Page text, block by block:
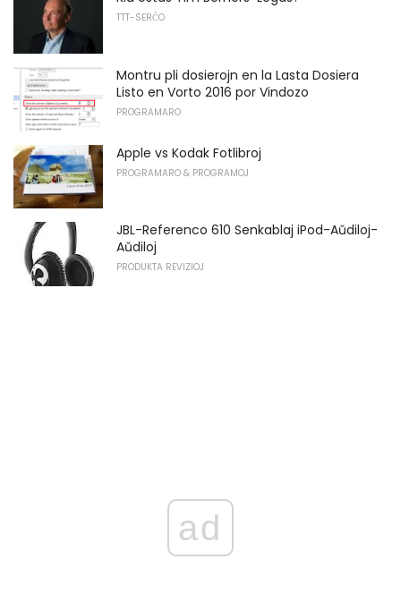
TTT-SERĈO
Montru pli dosierojn en la Lasta Dosiera
Listo en Vorto 2016 por Vindozo
PROGRAMARO
Apple vs Kodak Fotlibroj
PROGRAMARO & PROGRAMOJ
JBL-Referenco 610 Senkablaj iPod-Aŭdiloj-
Aŭdiloj
PRODUKTA REVIZIOJ
ad